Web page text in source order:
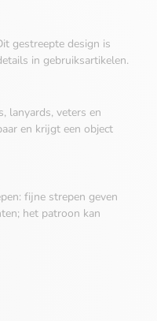
gestreepte design is
in gebruiksartikelen.
lanyards, veters en
en krijgt een object
fijne strepen geven
het patroon kan